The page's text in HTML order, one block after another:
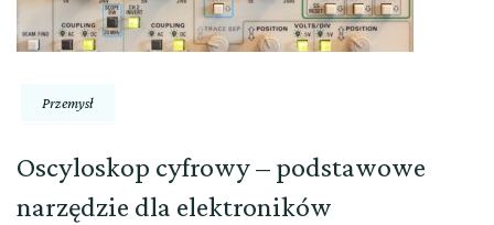
Przemysł
Oscyloskop cyfrowy – podstawowe
narzędzie dla elektroników